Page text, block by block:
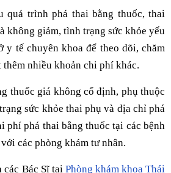
quá trình phá thai bằng thuốc, thai
không giảm, tình trạng sức khỏe yếu
y tế chuyên khoa để theo dõi, chăm
thêm nhiều khoản chi phí khác.
thuốc giá không cố định, phụ thuộc
sức khỏe thai phụ và địa chỉ phá
phí phá thai bằng thuốc tại các bệnh
các phòng khám tư nhân.
các Bác Sĩ tại Phòng khám khoa Thái